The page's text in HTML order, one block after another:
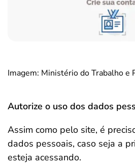
Imagem: Ministério do Trabalho e
Autorize o uso dos dados
Assim como pelo site, é
dados pessoais, caso seja a
esteja acessando.